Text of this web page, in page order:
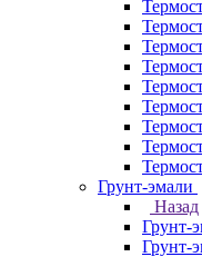
Грунт-эмали
Назад
Грунт-
Грунт-